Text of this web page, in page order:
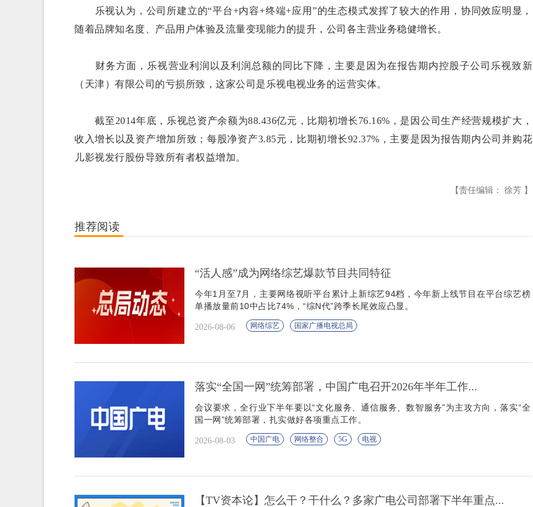
乐视认为，公司所建立的“平台+内容+终端+应用”的生态模式发挥了较大的作用，协同效应明显，
随着品牌知名度、产品用户体验及流量变现能力的提升，公司各主营业务稳健增长。
财务方面，乐视营业利润以及利润总额的同比下降，主要是因为在报告期内控股子公司乐视致新
（天津）有限公司的亏损所致，这家公司是乐视电视业务的运营实体。
截至2014年底，乐视总资产余额为88.436亿元，比期初增长76.16%，是因公司生产经营规模扩大，
收入增长以及资产增加所致；每股净资产3.85元，比期初增长92.37%，主要是因为报告期内公司并购花
儿影视发行股份导致所有者权益增加。
【责任编辑： 徐芳 】
推荐阅读
“活人感”成为网络综艺爆款节目共同特征
今年1月至7月，主要网络视听平台累计上新综艺94档，今年新上线节目在平台综艺榜
单播放量前10中占比74%，“综N代”跨季长尾效应凸显。
2026-08-06 网络综艺 国家广播电视总局
落实“全国一网”统筹部署，中国广电召开2026年半年工作...
会议要求，全行业下半年要以“文化服务、通信服务、数智服务”为主攻方向，落实“全
国一网”统筹部署，扎实做好各项重点工作。
2026-08-03 中国广电 网络整合 5G 电视
【TV资本论】怎么干？干什么？多家广电公司部署下半年重点...